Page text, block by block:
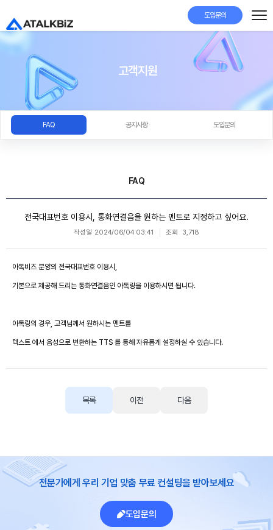
도입문의
고객지원
FAQ 공지사항 도입문의
FAQ
전국대표번호 이용시, 통화연결음을 원하는 멘트로 지정하고 싶어요.
작성일 2024/06/04 03:41 조회 3,718
아톡비즈 분양의 전국대표번호 이용시,
기본으로 제공해 드리는 통화연결음인 아톡링을 이용하시면 됩니다.
아톡링의 경우, 고객님께서 원하시는 멘트를
텍스트 에서 음성으로 변환하는 TTS 를 통해 자유롭게 설정하실 수 있습니다.
목록 이전 다음
전문가에게 우리 기업 맞춤 무료 컨설팅을 받아보세요
도입문의